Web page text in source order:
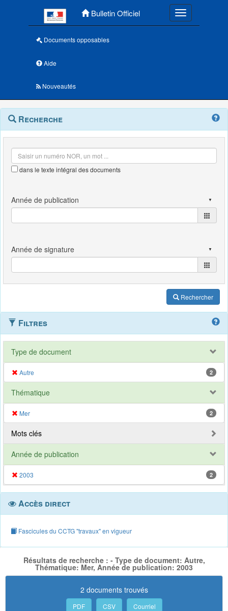
Bulletin Officiel Toggle
Documents opposables
Aide
Nouveautés
Navigation
outils
Menu
contextuel
Recherche
dans le texte intégral des documents
Rechercher
Filtres
Type de document
Autre 2
Thématique
Mer 2
Mots clés
Année de publication
2003 2
Accès direct
Fascicules du CCTG "travaux" en vigueur
Résultats de recherche : - Type de document: Autre,
Thématique: Mer, Année de publication: 2003
2 documents trouvés
PDF CSV Courriel